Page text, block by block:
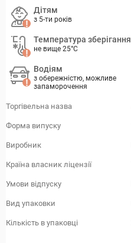
Дітям
з 5-ти років
Температура зберігання
не вище 25°C
Водіям
з обережністю, можливе
запаморочення
Торгівельна назва
Форма випуску
Виробник
Країна власник ліцензії
Умови відпуску
Вид упаковки
Кількість в упаковці